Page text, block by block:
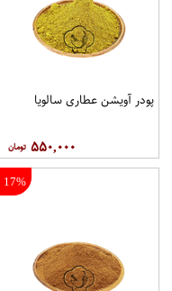
پودر آویشن عطاری سالویا
۵۵۰,۰۰۰
17%